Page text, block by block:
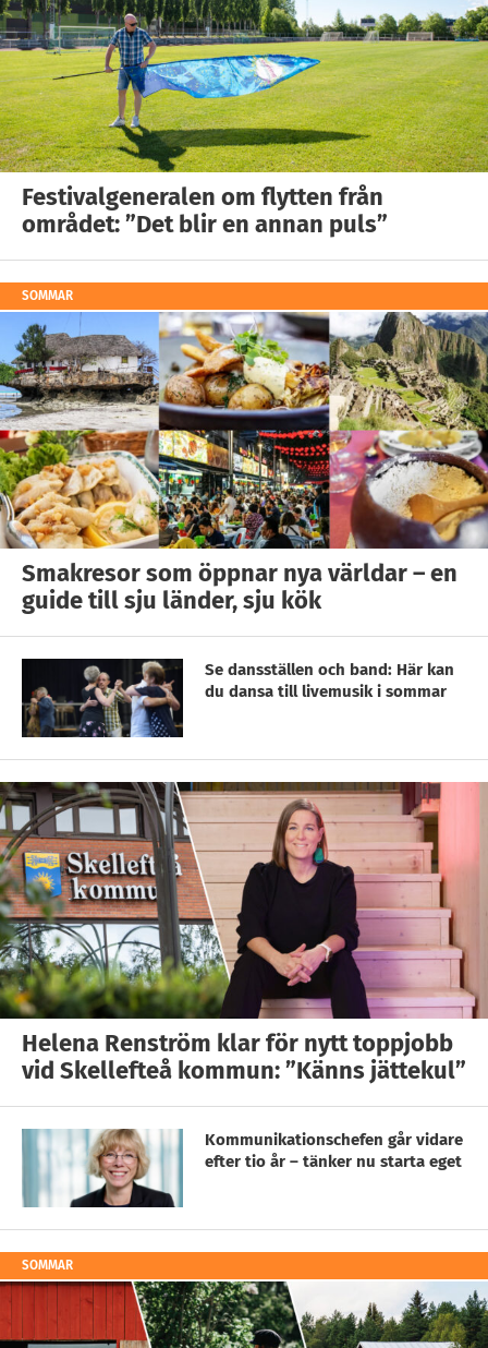
Festivalgeneralen om flytten från
området: ”Det blir en annan puls”
SOMMAR
Smakresor som öppnar nya världar – en
guide till sju länder, sju kök
Se dansställen och band: Här kan
du dansa till livemusik i sommar
Helena Renström klar för nytt toppjobb
vid Skellefteå kommun: ”Känns jättekul”
Kommunikationschefen går vidare
efter tio år – tänker nu starta eget
SOMMAR